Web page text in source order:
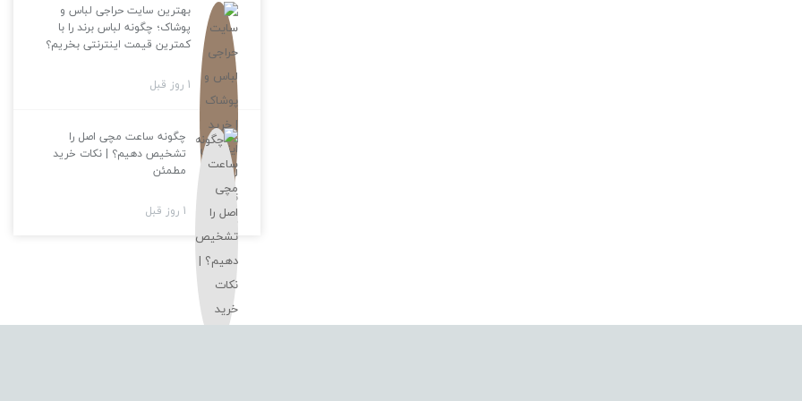
بهترین سایت حراجی لباس و
پوشاک؛ چگونه لباس برند را با
کمترین قیمت اینترنتی بخریم؟
1 روز قبل
چگونه ساعت مچی اصل را
تشخیص دهیم؟ | نکات خرید
مطمئن
1 روز قبل